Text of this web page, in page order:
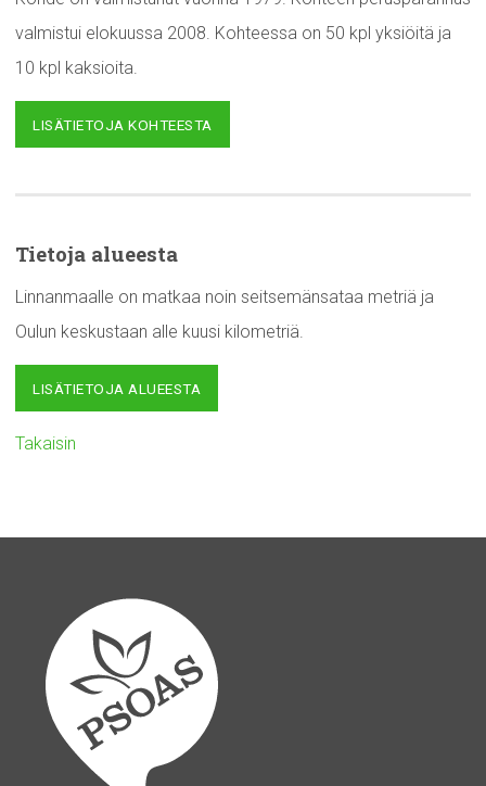
valmistui elokuussa 2008. Kohteessa on 50 kpl yksiöitä ja
10 kpl kaksioita.
LISÄTIETOJA KOHTEESTA
Tietoja alueesta
Linnanmaalle on matkaa noin seitsemänsataa metriä ja
Oulun keskustaan alle kuusi kilometriä.
LISÄTIETOJA ALUEESTA
Takaisin